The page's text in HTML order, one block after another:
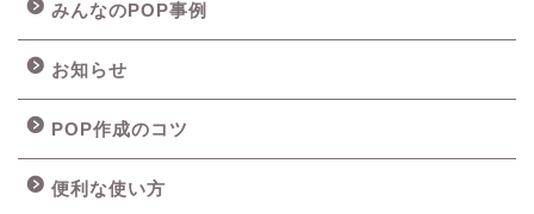
みんなのPOP事例
お知らせ
POP作成のコツ
便利な使い方